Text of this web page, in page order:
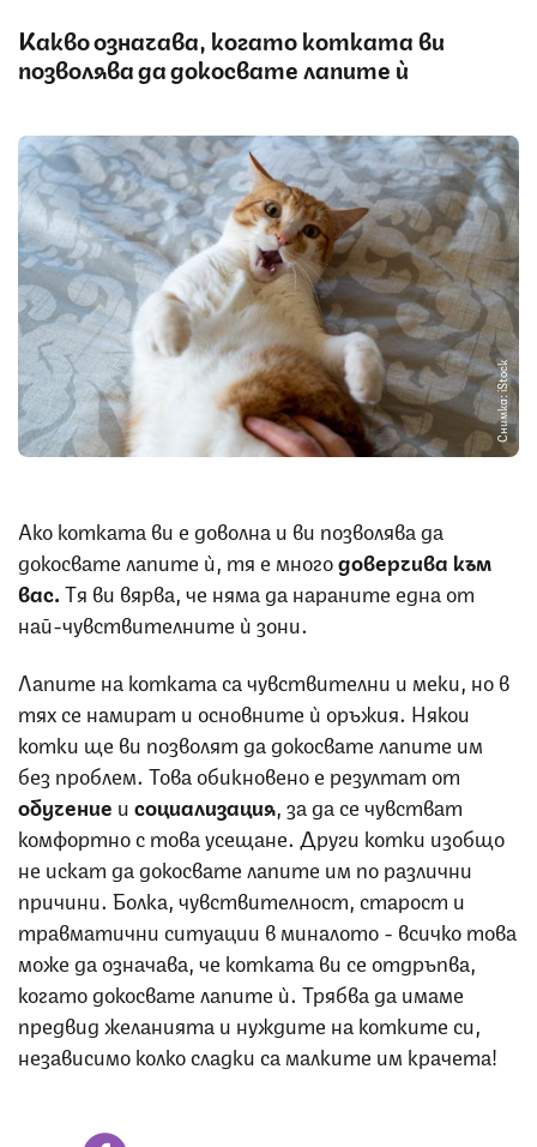
Какво означава, когато котката ви
позволява да докосвате лапите ѝ
Снимка: iStock
Ако котката ви е доволна и ви позволява да
докосвате лапите ѝ, тя е многодоверчива към
вас.Тя ви вярва, че няма да нараните една от
най-чувствителните ѝ зони.
Лапите на котката са чувствителни и меки, но в
тях се намират и основните ѝ оръжия. Някои
котки ще ви позволят да докосвате лапите им
без проблем. Това обикновено е резултат от
обучение исоциализация , за да се чувстват
комфортно с това усещане. Други котки изобщо
не искат да докосвате лапите им по различни
причини. Болка, чувствителност, старост и
травматични ситуации в миналото - всичко това
може да означава, че котката ви се отдръпва,
когато докосвате лапите ѝ. Трябва да имаме
предвид желанията и нуждите на котките си,
независимо колко сладки са малките им крачета!